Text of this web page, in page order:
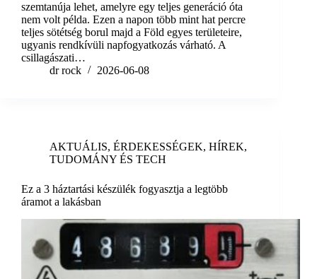
szemtanúja lehet, amelyre egy teljes generáció óta
nem volt példa. Ezen a napon több mint hat percre
teljes sötétség borul majd a Föld egyes területeire,
ugyanis rendkívüli napfogyatkozás várható. A
csillagászati…
dr rock
2026-06-08
AKTUÁLIS, ÉRDEKESSÉGEK, HÍREK,
TUDOMÁNY ÉS TECH
Ez a 3 háztartási készülék fogyasztja a legtöbb
áramot a lakásban